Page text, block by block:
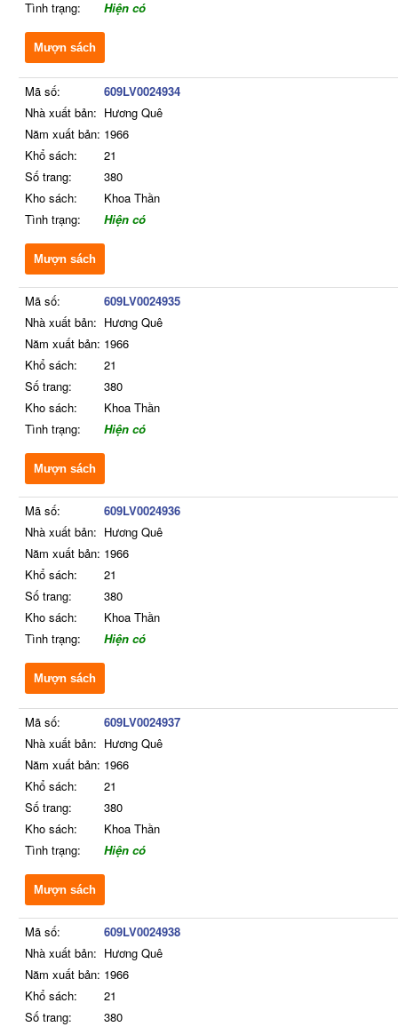
Tình trạng: Hiện có
Mượn sách
Mã số:
609LV0024934
Nhà xuất bản: Hương Quê
Năm xuất bản: 1966
Khổ sách:
21
Số trang:
380
Kho sách:
Khoa Thần
Tình trạng:
Hiện có
Mượn sách
Mã số:
609LV0024935
Nhà xuất bản: Hương Quê
Năm xuất bản: 1966
Khổ sách:
21
Số trang:
380
Kho sách:
Khoa Thần
Tình trạng:
Hiện có
Mượn sách
Mã số:
609LV0024936
Nhà xuất bản: Hương Quê
Năm xuất bản: 1966
Khổ sách:
21
Số trang:
380
Kho sách:
Khoa Thần
Tình trạng:
Hiện có
Mượn sách
Mã số:
609LV0024937
Nhà xuất bản: Hương Quê
Năm xuất bản: 1966
Khổ sách:
21
Số trang:
380
Kho sách:
Khoa Thần
Tình trạng:
Hiện có
Mượn sách
Mã số:
609LV0024938
Nhà xuất bản: Hương Quê
Năm xuất bản: 1966
Khổ sách:
21
Số trang:
380